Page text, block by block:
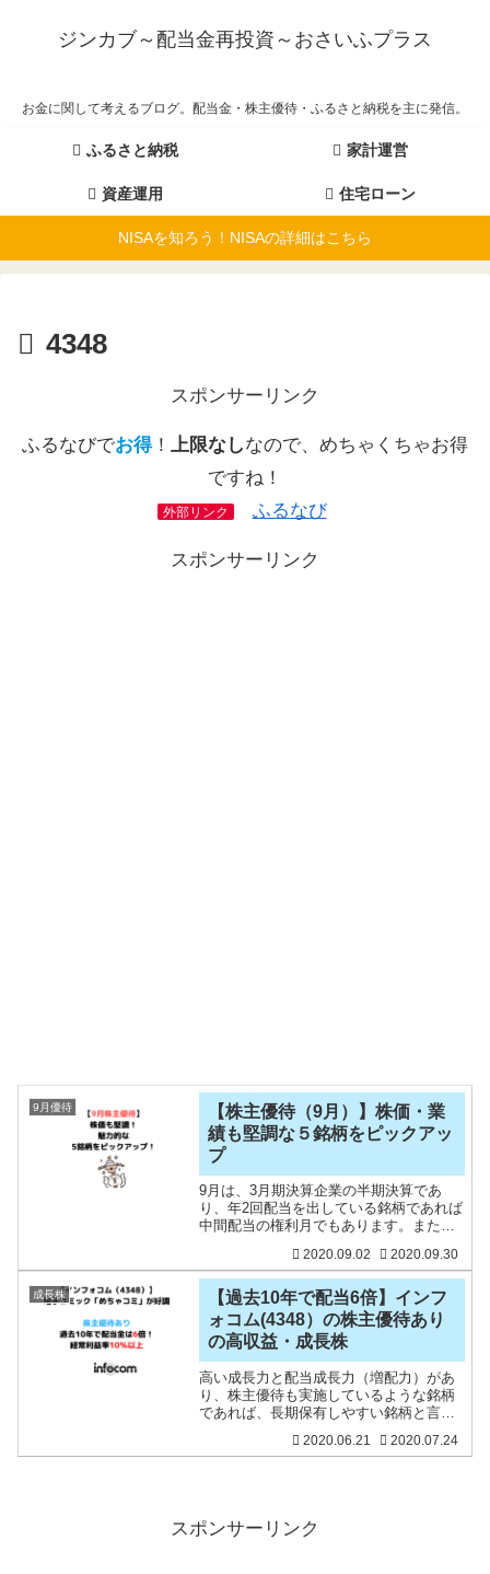
ジンカブ～配当金再投資～おさいふプラス
お金に関して考えるブログ。配当金・株主優待・ふるさと納税を主に発信。
ふるさと納税 家計運営
資産運用 住宅ローン
NISAを知ろう！NISAの詳細はこちら
4348
スポンサーリンク
ふるなびでお得！ 上限なしなので、めちゃくちゃお得
ですね！
外部リンク ふるなび
スポンサーリンク
9月優待
【株主優待（9月）】株価・業
績も堅調な５銘柄をピックアッ
プ
9月は、3月期決算企業の半期決算であ
り、年2回配当を出している銘柄であれば
中間配当の権利月でもあります。また、9
魅力的な銘柄もありますね。9月期の株主
優待銘柄のなかでも、業績が好調で、株
価も堅調な銘柄も多
2020.09.02 2020.09.30
成長株
【過去10年で配当6倍】インフ
ォコム(4348）の株主優待あり
の高収益・成長株
高い成長力と配当成長力（増配力）があ
り、株主優待も実施しているような銘柄
であれば、長期保有しやすい銘柄と言え
子会社であるインフォコム（4348）に着
2020.06.21 2020.07.24
スポンサーリンク